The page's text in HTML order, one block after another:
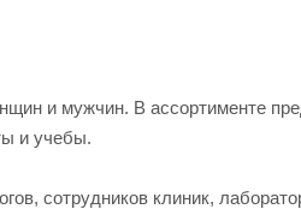
и мужчин. В ассортименте
и учебы.
сотрудников клиник,